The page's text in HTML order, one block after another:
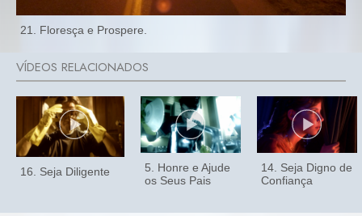
21. Floresça e Prospere.
16. Seja Diligente
5. Honre e Ajude
os Seus Pais
14. Seja Digno de
Confiança